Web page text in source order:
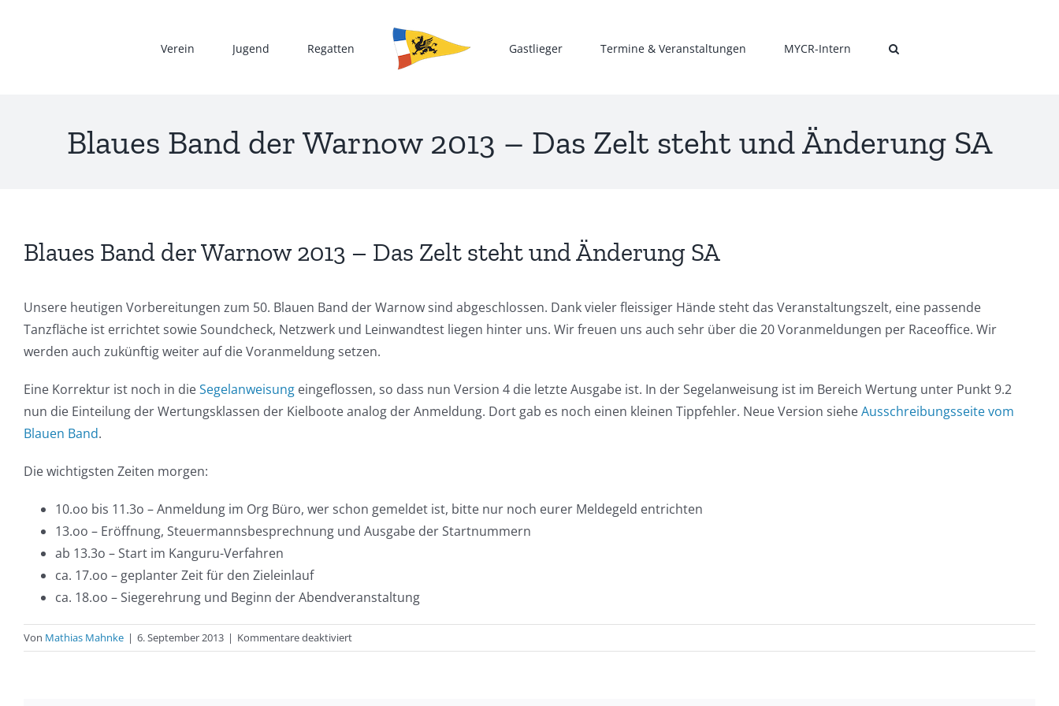
Verein Jugend Regatten Gastlieger Termine & Veranstaltungen MYCR-Intern
Blaues Band der Warnow 2013 – Das Zelt steht und Änderung SA
Blaues Band der Warnow 2013 – Das Zelt steht und Änderung SA
Unsere heutigen Vorbereitungen zum 50. Blauen Band der Warnow sind abgeschlossen. Dank vieler fleissiger Hände steht das Veranstaltungszelt, eine passende
Tanzfläche ist errichtet sowie Soundcheck, Netzwerk und Leinwandtest liegen hinter uns. Wir freuen uns auch sehr über die 20 Voranmeldungen per Raceoffice. Wir
werden auch zukünftig weiter auf die Voranmeldung setzen.
Eine Korrektur ist noch in dieSegelanweisung eingeflossen, so dass nun Version 4 die letzte Ausgabe ist. In der Segelanweisung ist im Bereich Wertung unter Punkt 9.2
nun die Einteilung der Wertungsklassen der Kielboote analog der Anmeldung. Dort gab es noch einen kleinen Tippfehler. Neue Version sieheAusschreibungsseite vom
Blauen Band.
Die wichtigsten Zeiten morgen:
10.oo bis 11.3o – Anmeldung im Org Büro, wer schon gemeldet ist, bitte nur noch eurer Meldegeld entrichten
13.oo – Eröffnung, Steuermannsbesprechnung und Ausgabe der Startnummern
ab 13.3o – Start im Kanguru-Verfahren
ca. 17.oo – geplanter Zeit für den Zieleinlauf
ca. 18.oo – Siegerehrung und Beginn der Abendveranstaltung
Von Mathias Mahnke | 6. September 2013 | Kommentare deaktiviertfür
Blaues